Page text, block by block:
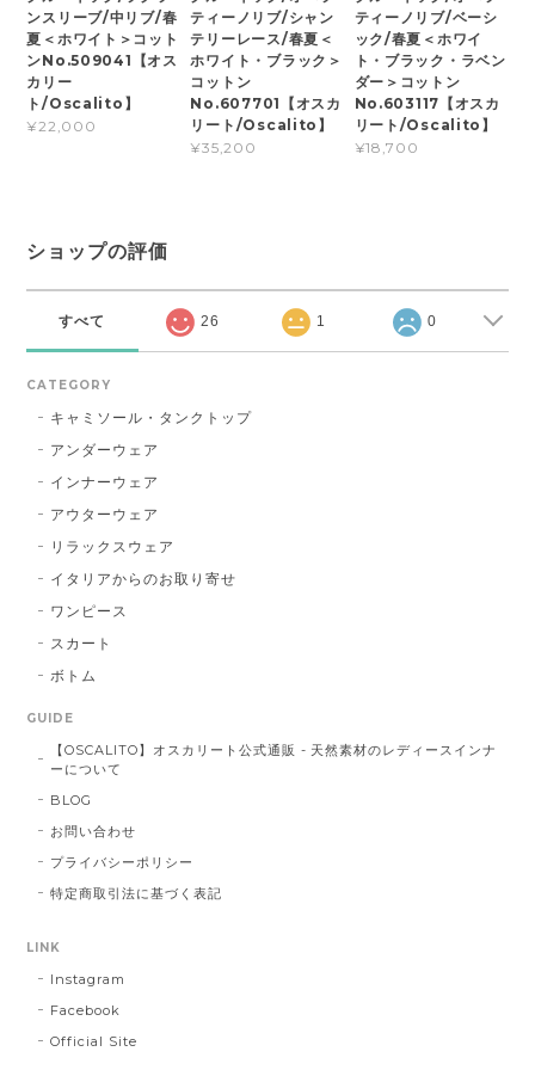
ンスリーブ/中リブ/春
夏＜ホワイト＞コット
ンNo.509041【オス
カリー
ト/Oscalito】
¥22,000
ティーノリブ/シャン
テリーレース/春夏＜
ホワイト・ブラック＞
コットン
No.607701【オスカ
リート/Oscalito】
¥35,200
ティーノリブ/ベーシ
ック/春夏＜ホワイ
ト・ブラック・ラベン
ダー＞コットン
No.603117【オスカ
リート/Oscalito】
¥18,700
ショップの評価
すべて 26 1 0
CATEGORY
キャミソール・タンクトップ
アンダーウェア
インナーウェア
アウターウェア
リラックスウェア
イタリアからのお取り寄せ
ワンピース
スカート
ボトム
GUIDE
【OSCALITO】オスカリート公式通販 - 天然素材のレディースインナ
ーについて
BLOG
お問い合わせ
プライバシーポリシー
特定商取引法に基づく表記
LINK
Instagram
Facebook
Official Site